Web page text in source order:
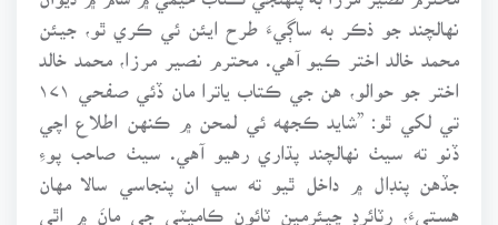
نهالچند جو ذڪر به ساڳيءَ طرح ايئن ئي ڪري ٿو، جيئن
محمد خالد اختر ڪيو آهي. محترم نصير مرزا، محمد خالد
تي لکي ٿو: ”شايد ڪجهه ئي لمحن ۾ ڪنهن اطلاع اچي
ڏنو ته سيٺ نهالچند پڌاري رهيو آهي. سيٺ صاحب پوءِ
جڏهن پنڊال ۾ داخل ٿيو ته سڀ ان پنجاسي سالا مهان
هستيءَ، رٽائرڊ چيئرمين ٽائون ڪاميٽي جي مانَ ۾ اٿي